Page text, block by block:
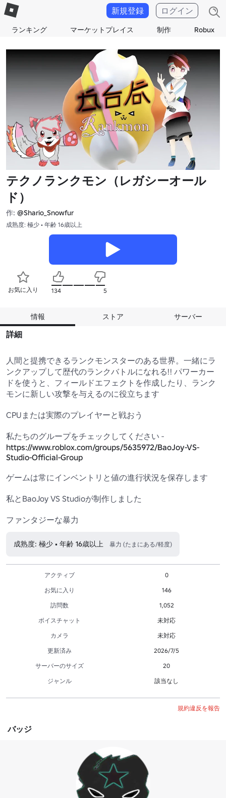
ランキング マーケットプレイス 制作 Robux
新規登録 ログイン
テクノランクモン（レガシーオール
ド）
作: @Shario_Snowfur
成熟度: 極少 • 年齢 16歳以上
お気に入り 134 5
情報 ストア サーバー
詳細
人間と提携できるランクモンスターのある世界。一緒にラ
ンクアップして歴代のランクバトルになれる!! パワーカー
ドを使うと、フィールドエフェクトを作成したり、ランク
モンに新しい攻撃を与えるのに役立ちます
CPUまたは実際のプレイヤーと戦おう
https://www.roblox.com/groups/5635972/BaoJoy-VS-
Studio-Official-Group
ゲームは常にインベントリと値の進行状況を保存します
私とBaoJoy VS Studioが制作しました
ファンタジーな暴力
成熟度: 極少 • 年齢 16歳以上 暴力 (たまにある/軽度)
アクティブ
0
お気に入り
146
訪問数
1,052
ボイスチャット
未対応
カメラ
未対応
更新済み
2026/7/5
サーバーのサイズ
20
ジャンル
該当なし
規約違反を報告
バッジ